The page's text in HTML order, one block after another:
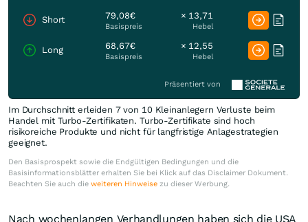
Short 79,08€
Basispreis
× 13,71
Hebel
Long 68,67€
Basispreis
× 12,55
Hebel
Präsentiert von
Im Durchschnitt erleiden 7 von 10 Kleinanlegern Verluste beim
Handel mit Turbo-Zertifikaten. Turbo-Zertifikate sind hoch
risikoreiche Produkte und nicht für langfristige Anlagestrategien
geeignet.
Den Basisprospekt sowie die Endgültigen Bedingungen und die
Basisinformationsblätter erhalten Sie bei Klick auf das Disclaimer Dokument.
Beachten Sie auch die weiteren Hinweise zu dieser Werbung.
Nach wochenlangen Verhandlungen haben sich die USA